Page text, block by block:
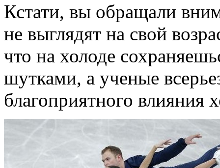
Кстати, вы обращали
не выглядят на свой
что на холоде
шутками, а ученые
благоприятного влияния